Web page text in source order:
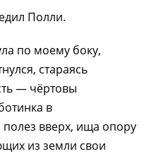
Полли.
по моему боку,
стараясь
— чёртовы
в
вверх, ища опору
из земли свои